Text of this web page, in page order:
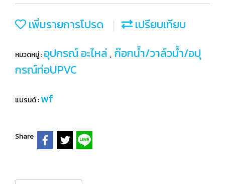
เพิ่มรายการโปรด เปรียบเทียบ
หมวดหมู่ :อุปกรณ์ อะไหล่ , ก๊อกน้ำ/วาล์วน้ำ/อปุ
กรณ์ท่อUPVC
แบรนด์ :wf
Share